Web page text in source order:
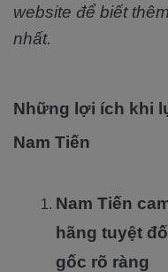
website để biết
nhất.
Những lợi ích khi
Nam Tiến
Nam Tiến
hãng tuyệt
gốc rõ ràng